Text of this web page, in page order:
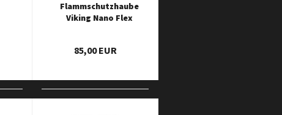
Flammschutzhaube
Viking Nano Flex
85,00 EUR